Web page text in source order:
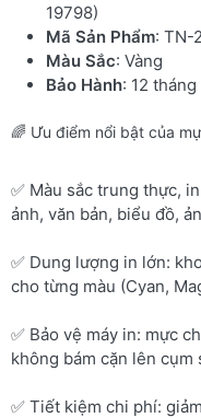
19798)
Mã Sản Phẩm: TN-
Màu Sắc: Vàng
Bảo Hành: 12 tháng
🌈 Ưu điểm nổi bật của
✅ Màu sắc trung thực,
ảnh, văn bản, biểu đồ,
✅ Dung lượng in lớn:
cho từng màu (Cyan,
✅ Bảo vệ máy in: mực
không bám cặn lên cụm
✅ Tiết kiệm chi phí: